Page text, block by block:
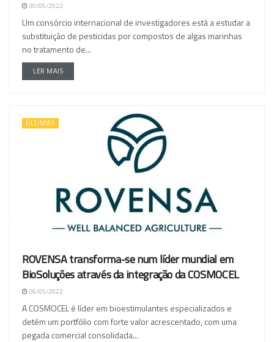
30/05/2022
Um consórcio internacional de investigadores está a estudar a
substituição de pesticidas por compostos de algas marinhas
no tratamento de...
LER MAIS
ÚLTIMAS
ROVENSA transforma-se num líder mundial em
BioSoluções através da integração da COSMOCEL
26/05/2022
A COSMOCEL é líder em bioestimulantes especializados e
detém um portfólio com forte valor acrescentado, com uma
pegada comercial consolidada...